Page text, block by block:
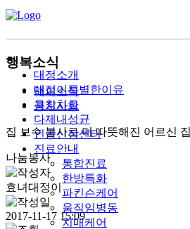
대정소개
대정이특별한이유
욕창치료
다제내성균
인공신장센터
진료안내
통합진료
한방특화
파킨슨케어
움직임병동
치매케어
행복소식
해피소식
공지사항
집 보수 봉사로 더 따뜻해진 어르신
나눔봉사
효녀대정이
2017-11-17 15:09